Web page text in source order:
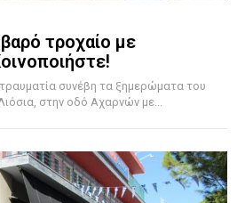
τροχαίο με
συνέβη τα ξημερώματα του
στην οδό Αχαρνών με...